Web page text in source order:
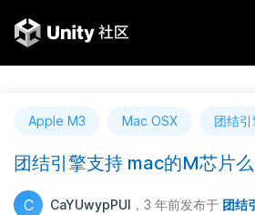
Apple M3 Mac OSX 团结引
团结引擎支持 mac的M芯片么
C CaYUwypPUl ，3 年前发布于 团结